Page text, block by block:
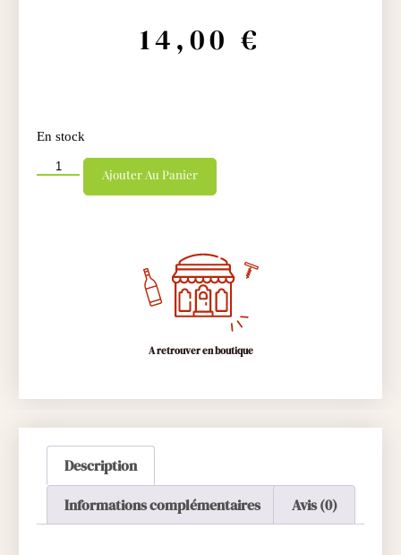
14,00 €
En stock
Ajouter Au Panier
A retrouver en boutique
Description
Informations complémentaires
Avis (0)